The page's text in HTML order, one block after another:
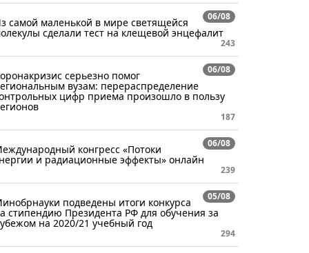
06/08
самой маленькой в мире светящейся
сделали тест на клещевой энцефалит
243
06/08
серьезно помог
вузам: перераспределение
цифр приема произошло в пользу
187
06/08
конгресс «Потоки
и радиационные эффекты» онлайн
239
05/08
подведены итоги конкурса
стипендию Президента РФ для обучения за
на 2020/21 учебный год
294